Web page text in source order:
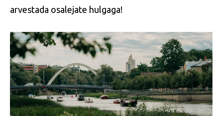
arvestada osalejate hulgaga!